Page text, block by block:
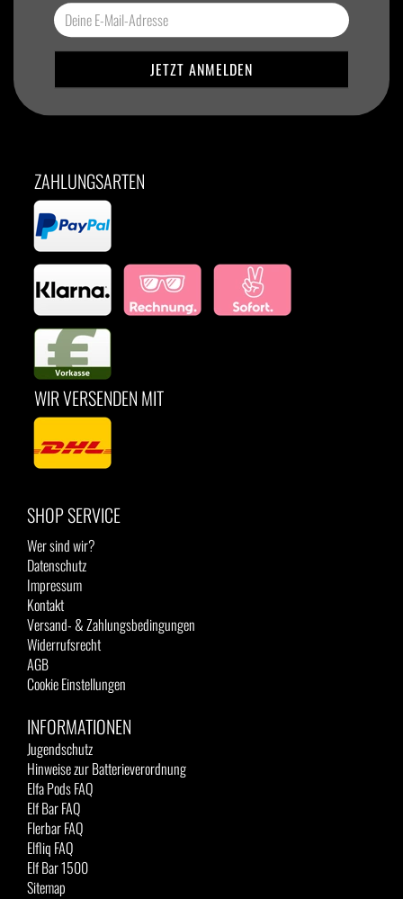
ZAHLUNGSARTEN
WIR VERSENDEN MIT
SHOP SERVICE
Wer sind wir?
Datenschutz
Impressum
Kontakt
Versand- & Zahlungsbedingungen
Widerrufsrecht
AGB
Cookie Einstellungen
INFORMATIONEN
Jugendschutz
Hinweise zur Batterieverordnung
Elfa Pods FAQ
Elf Bar FAQ
Flerbar FAQ
Elfliq FAQ
Elf Bar 1500
Sitemap